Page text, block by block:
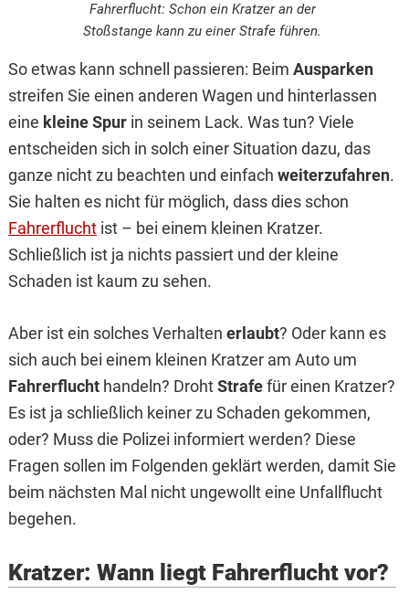
Fahrerflucht: Schon ein Kratzer an der
Stoßstange kann zu einer Strafe führen.
So etwas kann schnell passieren: Beim Ausparken
streifen Sie einen anderen Wagen und hinterlassen
eine kleine Spurin seinem Lack. Was tun? Viele
entscheiden sich in solch einer Situation dazu, das
ganze nicht zu beachten und einfach weiterzufahren.
Sie halten es nicht für möglich, dass dies schon
Fahrerfluchtist – bei einem kleinen Kratzer.
Schließlich ist ja nichts passiert und der kleine
Schaden ist kaum zu sehen.
Aber ist ein solches Verhalten erlaubt? Oder kann es
sich auch bei einem kleinen Kratzer am Auto um
Fahrerflucht handeln? DrohtStrafefür einen Kratzer?
Es ist ja schließlich keiner zu Schaden gekommen,
oder? Muss die Polizei informiert werden? Diese
Fragen sollen im Folgenden geklärt werden, damit Sie
beim nächsten Mal nicht ungewollt eine Unfallflucht
begehen.
Kratzer: Wann liegt Fahrerflucht vor?